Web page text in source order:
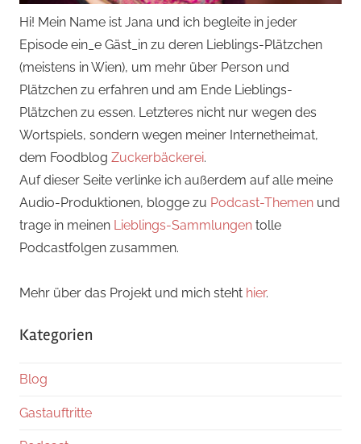
Hi! Mein Name ist Jana und ich begleite in jeder
Episode ein_e Gäst_in zu deren Lieblings-Plätzchen
(meistens in Wien), um mehr über Person und
Plätzchen zu erfahren und am Ende Lieblings-
Plätzchen zu essen. Letzteres nicht nur wegen des
Wortspiels, sondern wegen meiner Internetheimat,
dem Foodblog Zuckerbäckerei.
Auf dieser Seite verlinke ich außerdem auf alle meine
Audio-Produktionen, blogge zu Podcast-Themen und
trage in meinen Lieblings-Sammlungen tolle
Podcastfolgen zusammen.
Mehr über das Projekt und mich steht hier.
Kategorien
Blog
Gastauftritte